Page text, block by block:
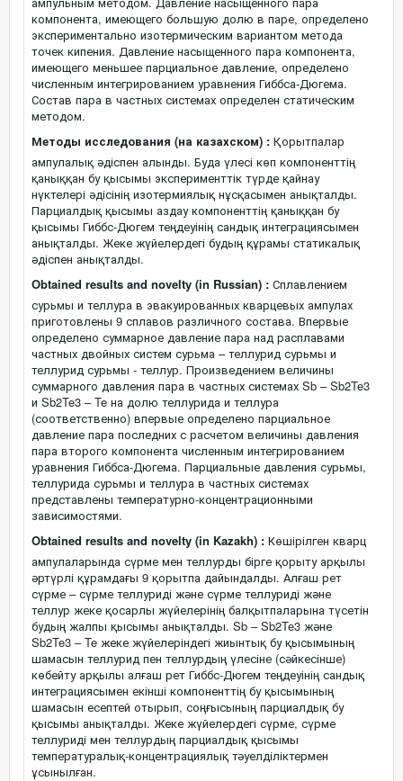
компонента, имеющего большую долю в паре, определено
экспериментально изотермическим вариантом метода
точек кипения. Давление насыщенного пара компонента,
имеющего меньшее парциальное давление, определено
численным интегрированием уравнения Гиббса-Дюгема.
Состав пара в частных системах определен статическим
методом.
Методы исследования (на казахском) : Қорытпалар
ампулалық әдіспен алынды. Буда үлесі көп компоненттің
қаныққан бу қысымы эксперименттік түрде қайнау
нүктелері әдісінің изотермиялық нұсқасымен анықталды.
Парциалдық қысымы аздау компоненттің қаныққан бу
қысымы Гиббс-Дюгем теңдеуінің сандық интеграциясымен
анықталды. Жеке жүйелердегі будың құрамы статикалық
әдіспен анықталды.
Obtained results and novelty (in Russian) : Сплавлением
сурьмы и теллура в эвакуированных кварцевых ампулах
приготовлены 9 сплавов различного состава. Впервые
определено суммарное давление пара над расплавами
частных двойных систем сурьма – теллурид сурьмы и
теллурид сурьмы - теллур. Произведением величины
суммарного давления пара в частных системах Sb – Sb2Te3
и Sb2Te3 – Te на долю теллурида и теллура
(соответственно) впервые определено парциальное
давление пара последних с расчетом величины давления
пара второго компонента численным интегрированием
уравнения Гиббса-Дюгема. Парциальные давления сурьмы,
теллурида сурьмы и теллура в частных системах
представлены температурно-концентрационными
зависимостями.
Obtained results and novelty (in Kazakh) : Көшірілген кварц
ампулаларында сүрме мен теллурды бірге қорыту арқылы
әртүрлі құрамдағы 9 қорытпа дайындалды. Алғаш рет
сүрме – сүрме теллуриді және сүрме теллуриді және
теллур жеке қосарлы жүйелерінің балқытпаларына түсетін
будың жалпы қысымы анықталды. Sb – Sb2Te3 және
Sb2Te3 – Te жеке жүйелеріндегі жиынтық бу қысымының
шамасын теллурид пен теллурдың үлесіне (сәйкесінше)
көбейту арқылы алғаш рет Гиббс-Дюгем теңдеуінің сандық
интеграциясымен екінші компоненттің бу қысымының
шамасын есептей отырып, соңғысының парциалдық бу
қысымы анықталды. Жеке жүйелердегі сүрме, сүрме
теллуриді мен теллурдың парциалдық қысымы
температуралық-концентрациялық тәуелділіктермен
ұсынылған.